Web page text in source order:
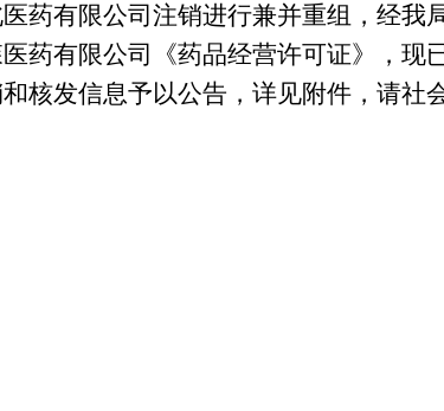
药有限公司注销进行兼并重组， 经我
药有限公司
《药品经营许可证》 ， 现
核发信息予以公告，详见附件，请社